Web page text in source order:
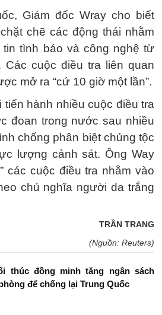
Giám đốc Wray cho biết
chẽ các động thái nhằm
tình báo và công nghệ từ
Các cuộc điều tra liên quan
mở ra “cứ 10 giờ một lần”.
tiến hành nhiều cuộc điều tra
đoan trong nước sau nhiều
chống phân biệt chủng tộc
lượng cảnh sát. Ông Way
các cuộc điều tra nhằm vào
chủ nghĩa người da trắng
TRẦN TRANG
(Nguồn: Reuters)
thúc đồng minh tăng ngân sách
để chống lại Trung Quốc